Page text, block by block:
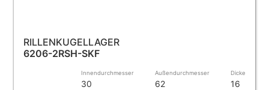
RILLENKUGELLAGER
6206-2RSH-SKF
Innendurchmesser
30
Außendurchmesser
62
Dicke
16